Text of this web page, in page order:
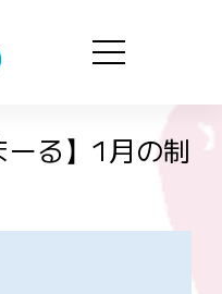
る】1月の制